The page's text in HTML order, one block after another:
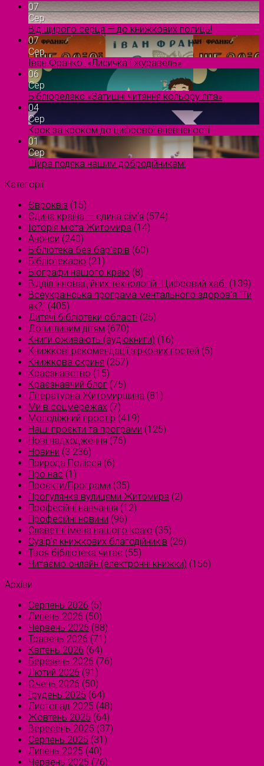
07
Сер
Від щирого серця — до книжкових полиць!
07
Сер
Іван Франко. «Лисичка і журавель»
06
Сер
Бібліорелакс «Затишні читання кольору літа»
04
Сер
Крок за кроком до цифрової впевненості
01
Сер
Щира подяка нашим добродійникам!
Категорії
Євроквіз (15)
Єдина країна — єдина сім’я (574)
Історія міста Житомира (14)
Анонси (240)
Бібліотека без бар'єрів (60)
Бібліотекарю (21)
Біографи нашого краю (8)
Відділ інноваційних технологій. Цифровий хаб. (139)
Всеукраїнська програма ментального здоров'я "Ти
як?" (405)
Дитячі бібліотеки області (25)
Допитливим дітям (670)
Книги оживають (аудіокниги) (16)
Книжкові рекомендації зіркових гостей (5)
Книжкова скриня (257)
Краєзнавство (15)
Краєзнавчий блог (75)
Літературна Житомирщина (81)
Ми в соцмережах (7)
Молодіжний простір (419)
Наші проєкти та програми (125)
Нові надходження (76)
Новини (3 236)
Природа Полісся (6)
Про нас (1)
Проєкти/Програми (35)
Прогулянка вулицями Житомира (2)
Професійні навчання (12)
Професійні новини (96)
Славетні імена нашого краю (35)
Сузірʼя книжкових благодійників (26)
Твоя бібліотека читає (55)
Читаємо онлайн (електронні книжки) (156)
Архіви
Серпень 2026 (5)
Липень 2026 (50)
Червень 2026 (88)
Травень 2026 (71)
Квітень 2026 (64)
Березень 2026 (76)
Лютий 2026 (91)
Січень 2026 (50)
Грудень 2025 (64)
Листопад 2025 (48)
Жовтень 2025 (64)
Вересень 2025 (37)
Серпень 2025 (31)
Липень 2025 (40)
Червень 2025 (76)